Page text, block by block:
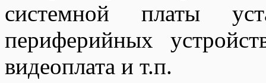
системной платы
периферийных
видеоплата и т.п.